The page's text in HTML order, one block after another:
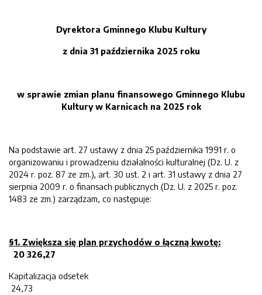
Dyrektora Gminnego Klubu Kultury
z dnia 31 października 2025 roku
w sprawie zmian planu finansowego Gminnego Klubu
Kultury w Karnicach na 2025rok
Na podstawie art. 27 ustawy z dnia 25 października 1991 r. o
organizowaniu i prowadzeniu działalności kulturalnej (Dz. U. z
2024 r. poz. 87 ze zm.), art. 30 ust. 2 i art. 31 ustawy z dnia 27
sierpnia 2009 r. o finansach publicznych (Dz. U. z 2025 r. poz.
1483 ze zm.) zarządzam, co następuje:
§1. Zwiększa się plan przychodów o łączną kwotę:
20 326,27
Kapitalizacja odsetek
24,73